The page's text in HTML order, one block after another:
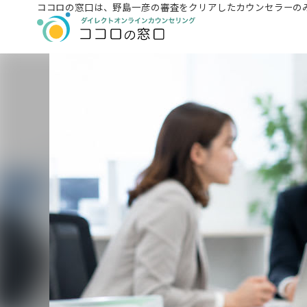
ココロの窓口は、野島一彦の審査をクリアしたカウンセラーの